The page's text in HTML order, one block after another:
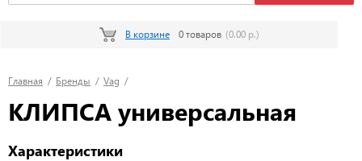
В корзине 0 товаров (0.00 р.)
Главная / Бренды / Vag /
КЛИПСА универсальная
Характеристики